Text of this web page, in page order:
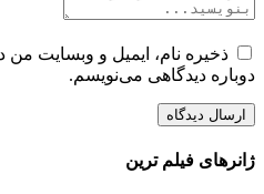
ذخیره نام، ایمیل و وبسایت
دوباره دیدگاهی می‌نویسم.
ژانرهای فیلم ترین